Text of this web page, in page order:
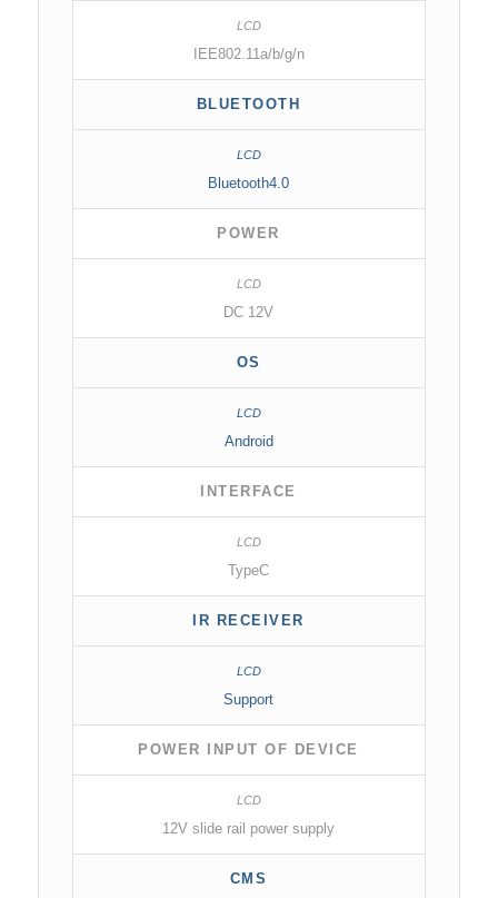
IEE802.11a/b/g/n
BLUETOOTH
Bluetooth4.0
POWER
DC 12V
OS
Android
INTERFACE
TypeC
IR RECEIVER
Support
POWER INPUT OF DEVICE
12V slide rail power supply
CMS